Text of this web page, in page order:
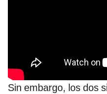
Sin embargo, los dos